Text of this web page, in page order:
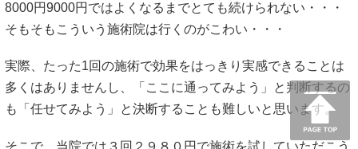
8000円9000円ではよくなるまでとても続けられない・・・
そもそもこういう施術院は行くのがこわい・・・
実際、たった1回の施術で効果をはっきり実感できることは
多くはありませんし、「ここに通ってみよう」と判断するの
も「任せてみよう」と決断することも難しいと思います。
そこで、当院では３回２９８０円で施術を試していただこう